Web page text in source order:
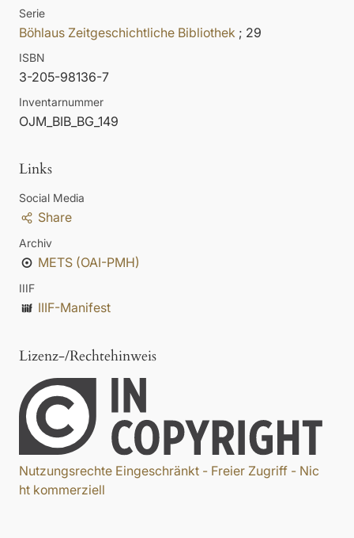
Serie
Böhlaus Zeitgeschichtliche Bibliothek ; 29
ISBN
3-205-98136-7
Inventarnummer
OJM_BIB_BG_149
Links
Social Media
Share
Archiv
METS (OAI-PMH)
IIIF
IIIF-Manifest
Lizenz-/Rechtehinweis
Nutzungsrechte Eingeschränkt - Freier Zugriff - Nic
ht kommerziell